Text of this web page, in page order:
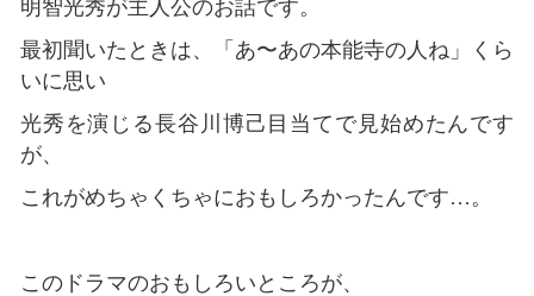
明智光秀が主人公のお話です。
最初聞いたときは、「あ〜あの本能寺の人ね」くら
いに思い
光秀を演じる長谷川博己目当てで見始めたんです
が、
これがめちゃくちゃにおもしろかったんです…。
このドラマのおもしろいところが、